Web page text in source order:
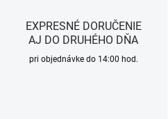
EXPRESNÉ DORUČENIE
AJ DO DRUHÉHO DŇA
pri objednávke do 14:00 hod.